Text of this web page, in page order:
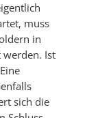
muss
in
werden. Ist
sich die